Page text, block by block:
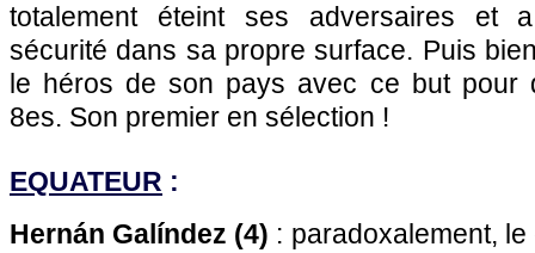
totalement éteint ses adversaires et
sécurité dans sa propre surface. Puis
le héros de son pays avec ce but pour
8es. Son premier en sélection !
EQUATEUR :
Hernán Galíndez (4) : paradoxalement,